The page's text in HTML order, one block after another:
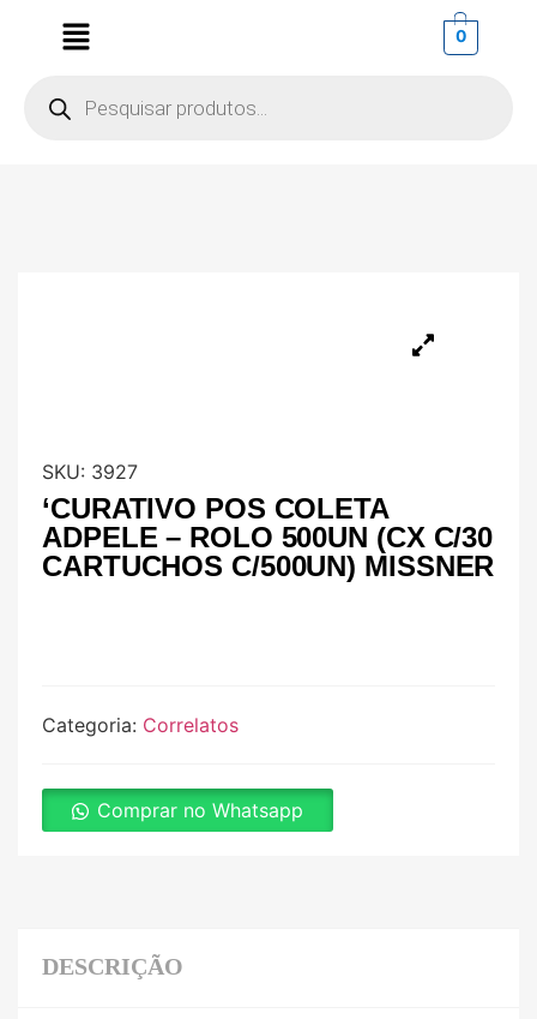
0
SKU: 3927
‘CURATIVO POS COLETA
ADPELE – ROLO 500UN (CX C/30
CARTUCHOS C/500UN) MISSNER
Categoria: Correlatos
Comprar no Whatsapp
DESCRIÇÃO